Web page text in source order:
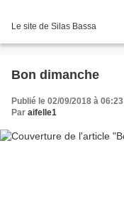
Le site de Silas Bassa
Bon dimanche
Publié le 02/09/2018 à 06:23
Par aifelle1